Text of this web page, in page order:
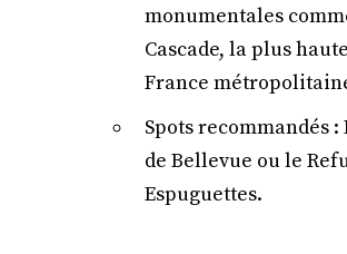
monumentales
Cascade, la plus
France
Spots recommandés :
de Bellevue ou le
Espuguettes.